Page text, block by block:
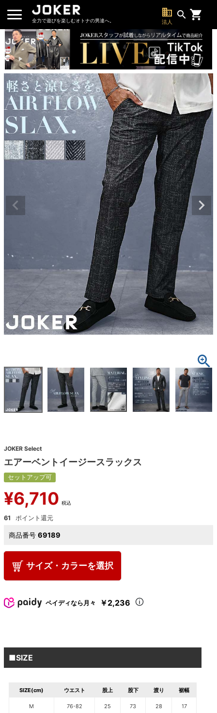
全力で遊びを楽しむオトナの男達へ。
business
法人
search
JOKER Select
エアーベントイージースラックス
セットアップ可
¥6,710 税込
61
商品番号 69189
サイズ・カラーを選択
ペイディなら月々 ￥2,236
■SIZE
SIZE(cm) ウエスト 股上 股下 渡り 裾幅
M 76-82 25 73 28 17